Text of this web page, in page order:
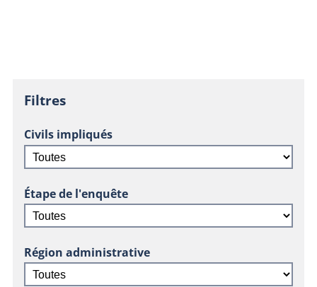
Filtres
Civils impliqués
Étape de l'enquête
Région administrative